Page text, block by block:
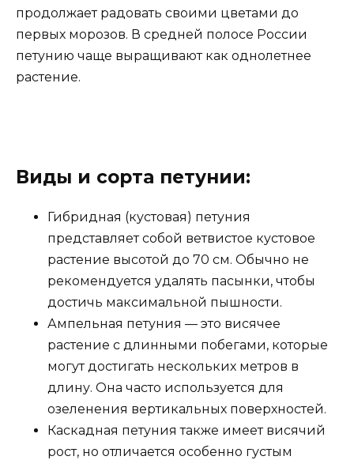
продолжает радовать своими цветами до
первых морозов. В средней полосе России
петунию чаще выращивают как однолетнее
растение.
Виды и сорта петунии:
Гибридная (кустовая) петуния
представляет собой ветвистое кустовое
растение высотой до 70 см. Обычно не
рекомендуется удалять пасынки, чтобы
достичь максимальной пышности.
Ампельная петуния — это висячее
растение с длинными побегами, которые
могут достигать нескольких метров в
длину. Она часто используется для
озеленения вертикальных поверхностей.
Каскадная петуния также имеет висячий
рост, но отличается особенно густым